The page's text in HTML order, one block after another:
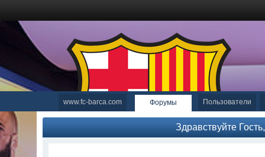
www.fc-barca.com Форумы Пользователи
Здравствуйте